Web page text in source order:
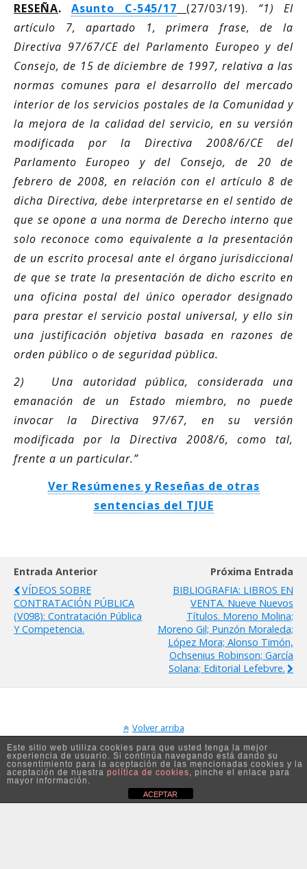
RESEÑA. Asunto C‑545/17 (27/03/19). “1) El
artículo 7, apartado 1, primera frase, de la
Directiva 97/67/CE del Parlamento Europeo y del
Consejo, de 15 de diciembre de 1997, relativa a las
normas comunes para el desarrollo del mercado
interior de los servicios postales de la Comunidad y
la mejora de la calidad del servicio, en su versión
modificada por la Directiva 2008/6/CE del
Parlamento Europeo y del Consejo, de 20 de
febrero de 2008, en relación con el artículo 8 de
dicha Directiva, debe interpretarse en el sentido de
que se opone a una norma de Derecho interno que
solo reconoce como equivalente a la presentación
de un escrito procesal ante el órgano jurisdiccional
de que se trate la presentación de dicho escrito en
una oficina postal del único operador designado
para prestar el servicio postal universal, y ello sin
una justificación objetiva basada en razones de
orden público o de seguridad pública.
2) Una autoridad pública, considerada una
emanación de un Estado miembro, no puede
invocar la Directiva 97/67, en su versión
modificada por la Directiva 2008/6, como tal,
frente a un particular.”
Ver Resúmenes y Reseñas de otras
sentencias del TJUE
Entrada Anterior
VÍDEOS SOBRE
CONTRATACIÓN PÚBLICA
(V098): Contratación Pública
Y Competencia.
Próxima Entrada
BIBLIOGRAFIA: LIBROS EN
VENTA. Nueve Nuevos
Títulos. Moreno Molina;
Moreno Gil; Punzón Moraleda;
López Mora; Alonso Timón,
Ochsenius Robinson; García
Solana; Editorial Lefebvre.
Volver arriba
Móvil Escritorio
Este sitio web utiliza cookies para que usted tenga la mejor
experiencia de usuario. Si continúa navegando está dando su
consentimiento para la aceptación de las mencionadas cookies y la
aceptación de nuestra política de cookies, pinche el enlace para
mayor información.
ACEPTAR